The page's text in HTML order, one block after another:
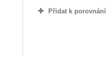
Přidat k porovnání